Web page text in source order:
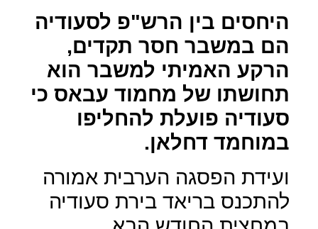
היחסים בין הרש"פ לסעודיה
הם במשבר חסר תקדים,
הרקע האמיתי למשבר הוא
תחושתו של מחמוד עבאס כי
סעודיה פועלת להחליפו
במוחמד דחלאן.
ועידת הפסגה הערבית אמורה
להתכנס בריאד בירת סעודיה